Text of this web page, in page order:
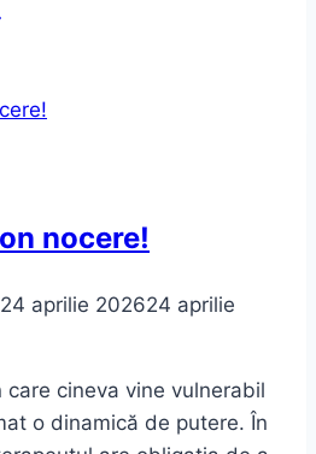
nocere!
24 aprilie 202624 aprilie
care cineva vine vulnerabil
o dinamică de putere. În